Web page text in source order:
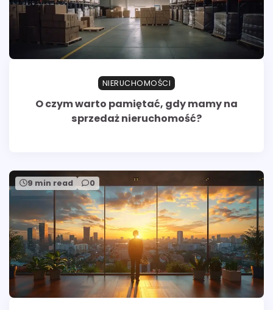
NIERUCHOMOŚCI
O czym warto pamiętać, gdy mamy na
sprzedaż nieruchomość?
9 min read 0